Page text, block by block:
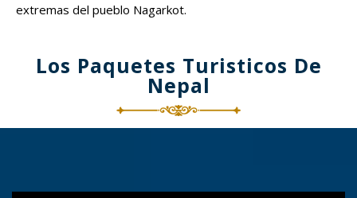
extremas del pueblo Nagarkot.
Los Paquetes Turisticos De
Nepal